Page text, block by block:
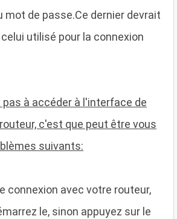
mot de passe.Ce dernier devrait
utilisé pour la connexion
pas à accéder à l'interface de
c'est que peut être vous
suivants:
connexion avec votre routeur,
le, sinon appuyez sur le